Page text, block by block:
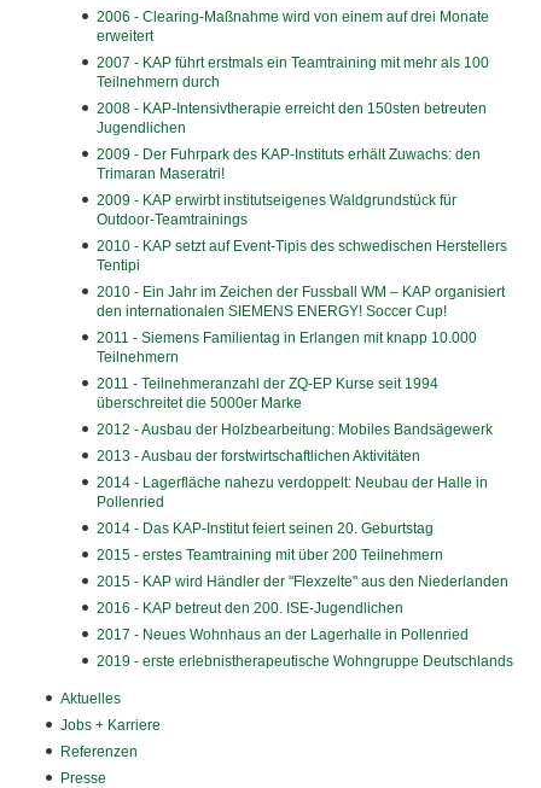
2006 - Clearing-Maßnahme wird von einem auf drei Monate
erweitert
2007 - KAP führt erstmals ein Teamtraining mit mehr als 100
Teilnehmern durch
2008 - KAP-Intensivtherapie erreicht den 150sten betreuten
Jugendlichen
2009 - Der Fuhrpark des KAP-Instituts erhält Zuwachs: den
Trimaran Maseratri!
2009 - KAP erwirbt institutseigenes Waldgrundstück für
Outdoor-Teamtrainings
2010 - KAP setzt auf Event-Tipis des schwedischen Herstellers
Tentipi
2010 - Ein Jahr im Zeichen der Fussball WM – KAP organisiert
den internationalen SIEMENS ENERGY! Soccer Cup!
2011 - Siemens Familientag in Erlangen mit knapp 10.000
Teilnehmern
2011 - Teilnehmeranzahl der ZQ-EP Kurse seit 1994
überschreitet die 5000er Marke
2012 - Ausbau der Holzbearbeitung: Mobiles Bandsägewerk
2013 - Ausbau der forstwirtschaftlichen Aktivitäten
2014 - Lagerfläche nahezu verdoppelt: Neubau der Halle in
Pollenried
2014 - Das KAP-Institut feiert seinen 20. Geburtstag
2015 - erstes Teamtraining mit über 200 Teilnehmern
2015 - KAP wird Händler der "Flexzelte" aus den Niederlanden
2016 - KAP betreut den 200. ISE-Jugendlichen
2017 - Neues Wohnhaus an der Lagerhalle in Pollenried
2019 - erste erlebnistherapeutische Wohngruppe Deutschlands
Aktuelles
Jobs + Karriere
Referenzen
Presse